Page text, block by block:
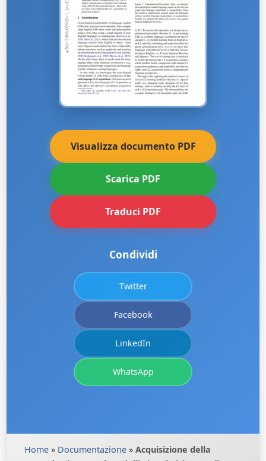
Visualizza documento PDF
Scarica PDF
Traduci PDF
Condividi
Twitter
Facebook
LinkedIn
WhatsApp
Home » Documentazione » Acquisizione della